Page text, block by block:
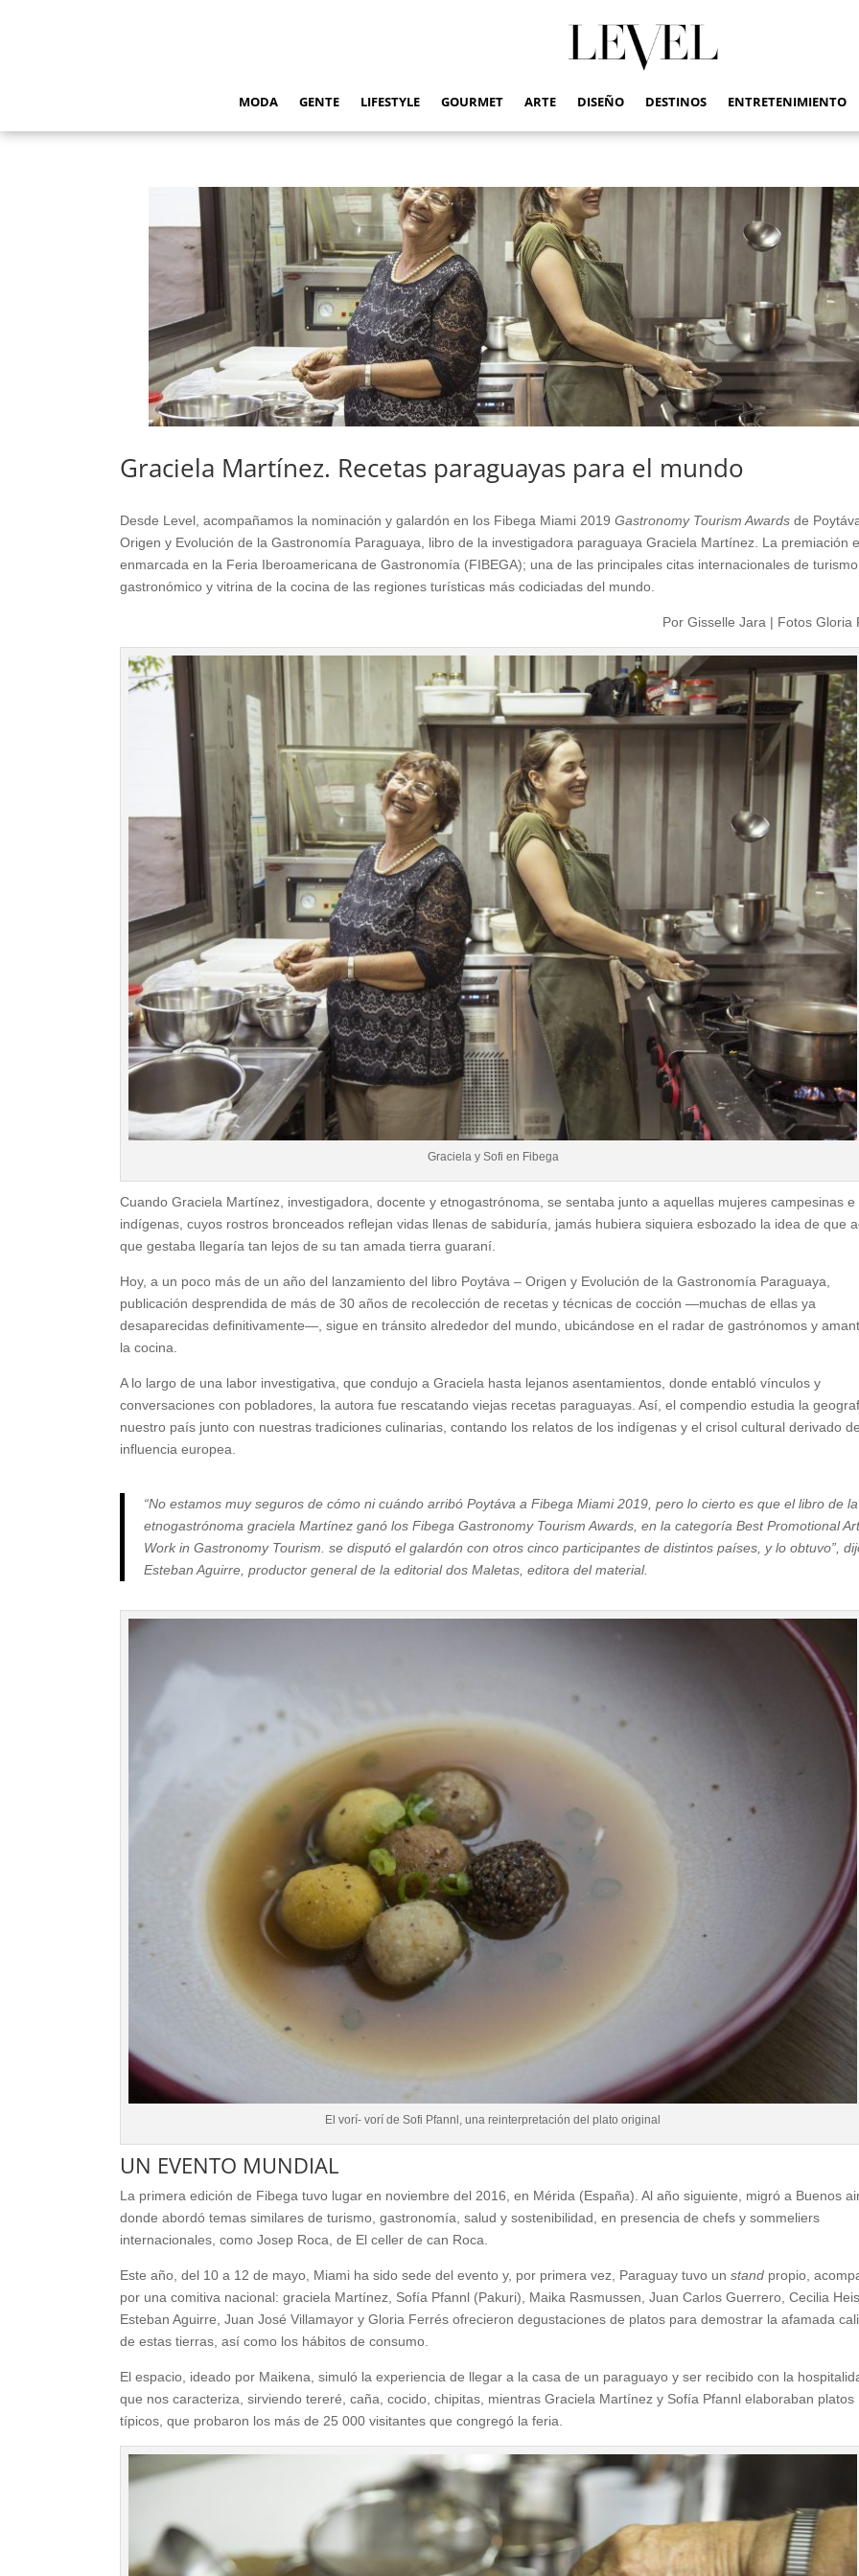
MODA GENTE LIFESTYLE GOURMET ARTE DISEÑO DESTINOS ENTRETENIMIENTO
Graciela Martínez. Recetas paraguayas para el mundo
Desde Level, acompañamos la nominación y galardón en los Fibega Miami 2019Gastronomy Tourism Awards de
Origen y Evolución de la Gastronomía Paraguaya, libro de la investigadora paraguaya Graciela Martínez. La premiación
enmarcada en la Feria Iberoamericana de Gastronomía (FIBEGA); una de las principales citas internacionales de turismo
gastronómico y vitrina de la cocina de las regiones turísticas más codiciadas del mundo.
Por Gisselle Jara | Fotos Gloria
Graciela y Sofi en Fibega
Cuando Graciela Martínez, investigadora, docente y etnogastrónoma, se sentaba junto a aquellas mujeres campesinas e
indígenas, cuyos rostros bronceados reflejan vidas llenas de sabiduría, jamás hubiera siquiera esbozado la idea de que
que gestaba llegaría tan lejos de su tan amada tierra guaraní.
Hoy, a un poco más de un año del lanzamiento del libro Poytáva – Origen y Evolución de la Gastronomía Paraguaya,
publicación desprendida de más de 30 años de recolección de recetas y técnicas de cocción —muchas de ellas ya
desaparecidas definitivamente—, sigue en tránsito alrededor del mundo, ubicándose en el radar de gastrónomos y
la cocina.
A lo largo de una labor investigativa, que condujo a Graciela hasta lejanos asentamientos, donde entabló vínculos y
conversaciones con pobladores, la autora fue rescatando viejas recetas paraguayas. Así, el compendio estudia la
nuestro país junto con nuestras tradiciones culinarias, contando los relatos de los indígenas y el crisol cultural derivado
influencia europea.
“No estamos muy seguros de cómo ni cuándo arribó Poytáva a Fibega Miami 2019, pero lo cierto es que el libro de la
etnogastrónoma graciela Martínez ganó los Fibega Gastronomy Tourism Awards, en la categoría Best Promotional
Work in Gastronomy Tourism. se disputó el galardón con otros cinco participantes de distintos países, y lo obtuvo”,
Esteban Aguirre, productor general de la editorial dos Maletas, editora del material.
El vorí- vorí de Sofi Pfannl, una reinterpretación del plato original
UN EVENTO MUNDIAL
La primera edición de Fibega tuvo lugar en noviembre del 2016, en Mérida (España). Al año siguiente, migró a Buenos
donde abordó temas similares de turismo, gastronomía, salud y sostenibilidad, en presencia de chefs y sommeliers
internacionales, como Josep Roca, de El celler de can Roca.
Este año, del 10 a 12 de mayo, Miami ha sido sede del evento y, por primera vez, Paraguay tuvo unstand propio,
por una comitiva nacional: graciela Martínez, Sofía Pfannl (Pakuri), Maika Rasmussen, Juan Carlos Guerrero, Cecilia
Esteban Aguirre, Juan José Villamayor y Gloria Ferrés ofrecieron degustaciones de platos para demostrar la afamada
de estas tierras, así como los hábitos de consumo.
El espacio, ideado por Maikena, simuló la experiencia de llegar a la casa de un paraguayo y ser recibido con la
que nos caracteriza, sirviendo tereré, caña, cocido, chipitas, mientras Graciela Martínez y Sofía Pfannl elaboraban platos
típicos, que probaron los más de 25 000 visitantes que congregó la feria.